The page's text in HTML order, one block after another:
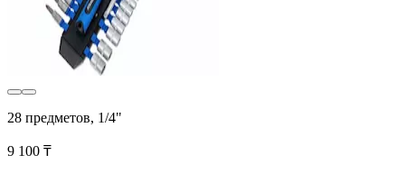
28 предметов, 1/4"
9 100 ₸